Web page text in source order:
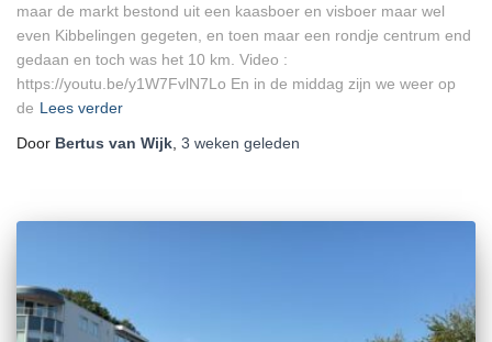
maar de markt bestond uit een kaasboer en visboer maar wel
even Kibbelingen gegeten, en toen maar een rondje centrum end
gedaan en toch was het 10 km. Video :
https://youtu.be/y1W7FvlN7Lo En in de middag zijn we weer op
de Lees verder
Door Bertus van Wijk 3 weken geleden